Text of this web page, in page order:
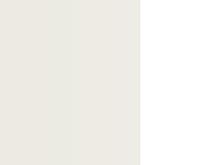
Ph